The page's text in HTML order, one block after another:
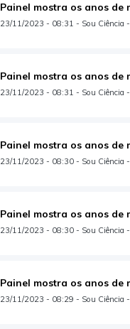
Painel mostra os anos de
23/11/2023 - 08:31 - Sou Ciência -
Painel mostra os anos de
23/11/2023 - 08:31 - Sou Ciência
Painel mostra os anos de
23/11/2023 - 08:30 - Sou Ciência
Painel mostra os anos de
23/11/2023 - 08:30 - Sou Ciência
Painel mostra os anos de
23/11/2023 - 08:29 - Sou Ciência